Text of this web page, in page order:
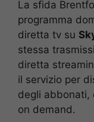
La sfida
programma
diretta tv su
stessa
diretta
il servizio per
degli abbonati,
on demand.